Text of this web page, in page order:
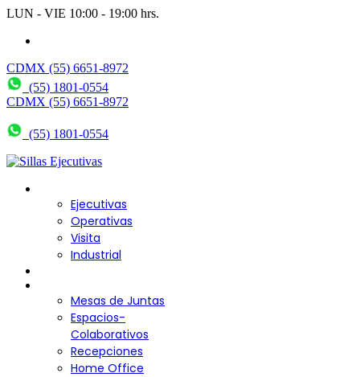
LUN - VIE 10:00 - 19:00 hrs.
CDMX (55) 6651-8972
(55) 1801-0554
CDMX (55) 6651-8972
(55) 1801-0554
Ejecutivas
Operativas
Visita
Industrial
Mesas de Juntas
Espacios-
Colaborativos
Recepciones
Home Office